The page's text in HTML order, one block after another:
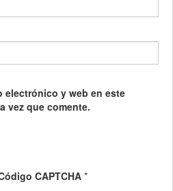
electrónico y web en este
vez que comente.
CAPTCHA *